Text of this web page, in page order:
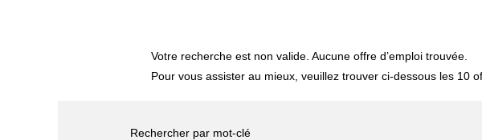
Votre recherche est non valide. Aucune offre d’emploi trouvée.
Pour vous assister au mieux, veuillez trouver ci-dessous les 10
Rechercher par mot-clé